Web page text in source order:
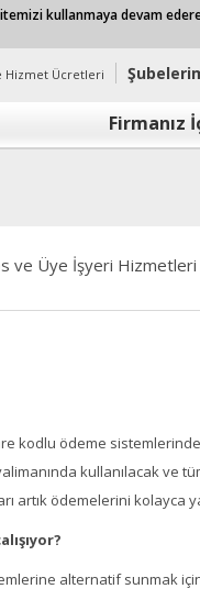
kullanmaya devam
Hizmet Ücretleri
Firmanız
ve Üye İşyeri Hizmetleri
kodlu ödeme
kullanılacak ve
artık ödemelerini kolayca
alternatif sunmak